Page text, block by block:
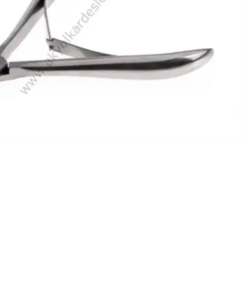
Saka ve Doğa Kuşu
Yemleri
Kumlar
Mamalar